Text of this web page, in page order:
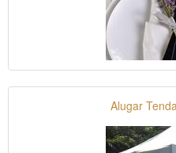
Alugar